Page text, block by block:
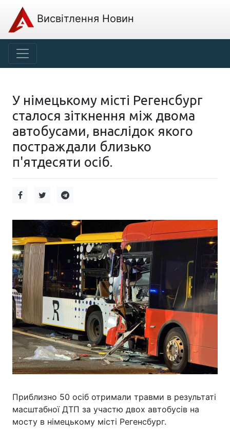
Висвітлення Новин
У німецькому місті Регенсбург
сталося зіткнення між двома
автобусами, внаслідок якого
постраждали близько
п'ятдесяти осіб.
Приблизно 50 осіб отримали травми в результаті
масштабної ДТП за участю двох автобусів на
мосту в німецькому місті Регенсбург.